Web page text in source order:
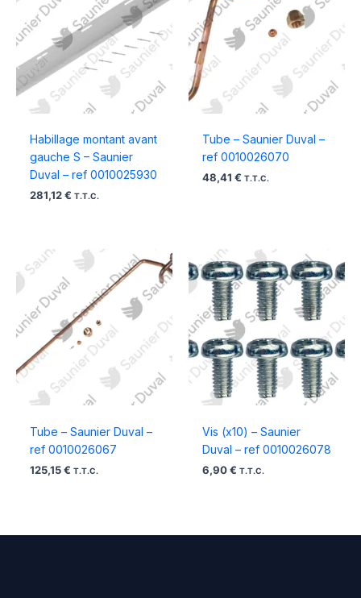
Habillage montant avant
gauche S – Saunier
Duval – ref 0010025930
281,12 € T.T.C.
Tube – Saunier Duval –
ref 0010026070
48,41 € T.T.C.
Tube – Saunier Duval –
ref 0010026067
125,15 € T.T.C.
Vis (x10) – Saunier
Duval – ref 0010026078
6,90 € T.T.C.